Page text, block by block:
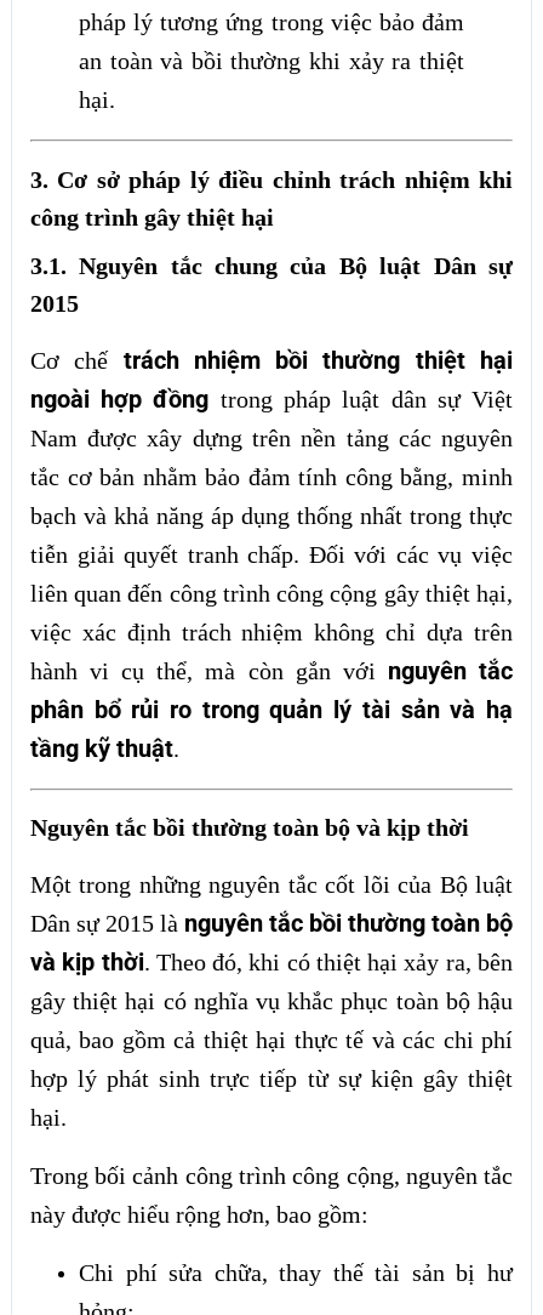
pháp lý tương ứng trong việc bảo đảm
an toàn và bồi thường khi xảy ra thiệt
hại.
3. Cơ sở pháp lý điều chỉnh trách nhiệm khi
công trình gây thiệt hại
3.1. Nguyên tắc chung của Bộ luật Dân sự
2015
Cơ chế trách nhiệm bồi thường thiệt hại
ngoài hợp đồng trong pháp luật dân sự Việt
Nam được xây dựng trên nền tảng các nguyên
tắc cơ bản nhằm bảo đảm tính công bằng, minh
bạch và khả năng áp dụng thống nhất trong thực
tiễn giải quyết tranh chấp. Đối với các vụ việc
liên quan đến công trình công cộng gây thiệt hại,
việc xác định trách nhiệm không chỉ dựa trên
hành vi cụ thể, mà còn gắn với nguyên tắc
phân bổ rủi ro trong quản lý tài sản và hạ
tầng kỹ thuật.
Nguyên tắc bồi thường toàn bộ và kịp thời
Một trong những nguyên tắc cốt lõi của Bộ luật
Dân sự 2015 là nguyên tắc bồi thường toàn bộ
và kịp thời. Theo đó, khi có thiệt hại xảy ra, bên
gây thiệt hại có nghĩa vụ khắc phục toàn bộ hậu
quả, bao gồm cả thiệt hại thực tế và các chi phí
hợp lý phát sinh trực tiếp từ sự kiện gây thiệt
hại.
Trong bối cảnh công trình công cộng, nguyên tắc
này được hiểu rộng hơn, bao gồm:
Chi phí sửa chữa, thay thế tài sản bị hư